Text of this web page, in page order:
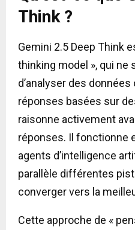
Think ?
Gemini 2.5 Deep Think
thinking model », qui ne
d’analyser des
réponses basées sur
raisonne activement
réponses. Il fonctionne
agents d’intelligence
parallèle différentes
converger vers la
Cette approche de «